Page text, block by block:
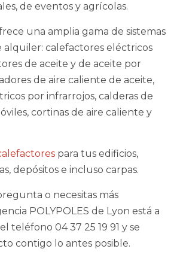
de eventos y agrícolas.
una amplia gama de sistemas
alquiler: calefactores eléctricos
de aceite y de aceite por
de aire caliente de aceite,
por infrarrojos, calderas de
cortinas de aire caliente y
para tus edificios,
depósitos e incluso carpas.
o necesitas más
POLYPOLES de Lyon está a
teléfono 04 37 25 19 91 y se
contigo lo antes posible.